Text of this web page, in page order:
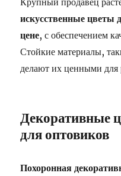
искусственные цветы
цене, с обеспечением
Стойкие материалы,
делают их ценными для
Декоративные
для оптовиков
Похоронная